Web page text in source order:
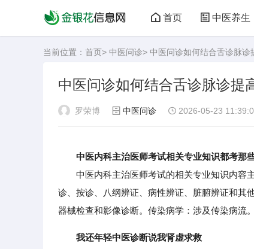
首页 中医养生
当前位置： 首页> 中医问诊> 中医问诊如何结合舌诊脉诊
中医问诊如何结合舌诊脉诊提
罗荣博 中医问诊 2026-05-23
中医内科主治医师考试相关专业知识都考那
中医内科主治医师考试的相关专业知识内容主
诊、按诊、八纲辨证、病性辨证、脏腑辨证和其
器械检查和影像诊断。传染病学：涉及传染病流。
我还年轻中医诊断说我肾虚求救